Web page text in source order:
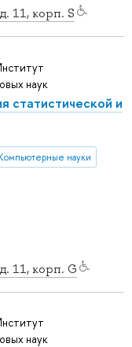
11, корп. S
11, корп. G
наук
статистической и
науки
наук